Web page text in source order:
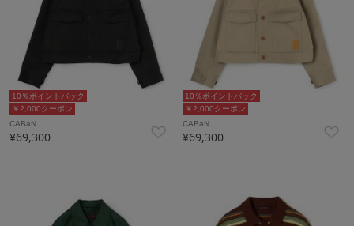
￥2,000クーポン
10％ポイントバック
CABaN
¥69,300
￥2,000クーポン
10％ポイントバック
CABaN
¥69,300